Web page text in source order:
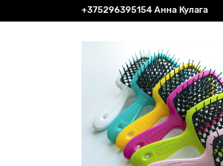
+375296395154 Анна Кулага